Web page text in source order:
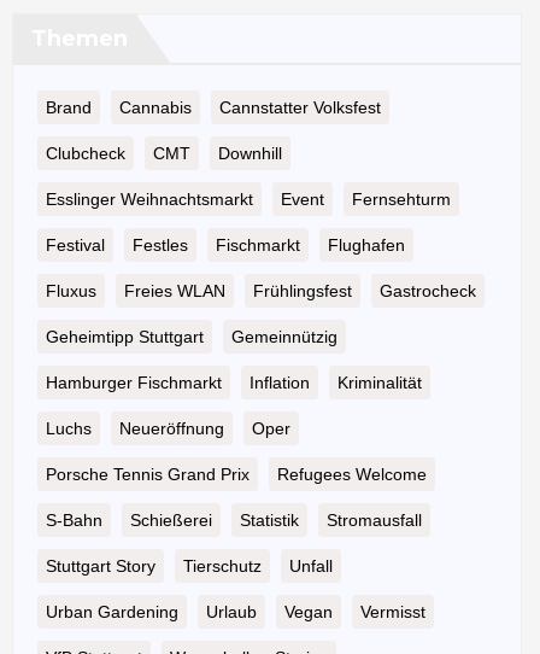
Brand Cannabis Cannstatter Volksfest
Clubcheck CMT Downhill
Esslinger Weihnachtsmarkt Event Fernsehturm
Festival Festles Fischmarkt Flughafen
Fluxus Freies WLAN Frühlingsfest Gastrocheck
Geheimtipp Stuttgart Gemeinnützig
Hamburger Fischmarkt Inflation Kriminalität
Luchs Neueröffnung Oper
Porsche Tennis Grand Prix Refugees Welcome
S-Bahn Schießerei Statistik Stromausfall
Stuttgart Story Tierschutz Unfall
Urban Gardening Urlaub Vegan Vermisst